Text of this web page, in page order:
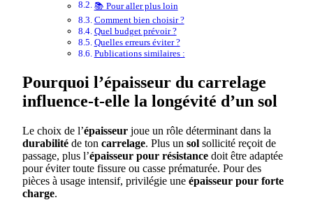
📚 Pour aller plus loin
Comment bien choisir ?
Quel budget prévoir ?
Quelles erreurs éviter ?
Publications similaires :
Pourquoi l’épaisseur du carrelage
influence-t-elle la longévité d’un sol
Le choix de l’épaisseur joue un rôle déterminant dans la
durabilité de ton carrelage. Plus un sol sollicité reçoit de
passage, plus l’épaisseur pour résistance doit être adaptée
pour éviter toute fissure ou casse prématurée. Pour des
pièces à usage intensif, privilégie une épaisseur pour forte
charge.